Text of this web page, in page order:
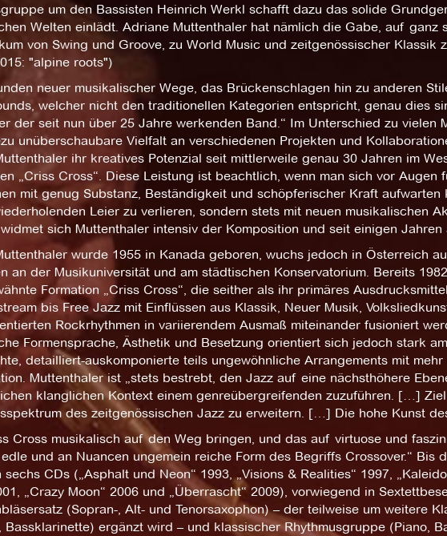
um den Bassisten Heinrich Werkl schafft dazu das solide
Welten einlädt. Adriane Muttenthaler hat nämlich die Gabe, auf ganz
von Swing und Groove, zu World Music und zeitgenössischer Klassik
"alpine roots")
neuer musikalischer Wege, das Brückenschlagen hin zu anderen
welcher nicht den traditionellen Kategorien entspricht, genau dies
der seit nun über 25 Jahre werkenden Band.“ Im Unterschied zu vielen
unüberschaubare Vielfalt an verschiedenen Projekten und
ihr kreatives Potenzial seit mittlerweile genau 30 Jahren im
„Criss Cross“. Diese Leistung ist beachtlich, wenn man sich vor Augen
mit genug Substanz, Beständigkeit und schöpferischer Kraft
Leier zu verlieren, sondern stets mit neuen musikalischen
sich Muttenthaler intensiv der Komposition und seit einigen Jahren
wurde 1955 in Kanada geboren, wuchs jedoch in Österreich
an der Musikuniversität und am städtischen Konservatorium. Bereits
Formation „Criss Cross“, die seither als ihr primäres
bis Free Jazz mit Einflüssen aus Klassik, Neuer Musik,
Rockrhythmen in variierendem Ausmaß miteinander fusioniert
Formensprache, Ästhetik und Besetzung orientiert sich jedoch stark
detailliert-auskomponierte teils ungewöhnliche Arrangements mit
Muttenthaler ist „stets bestrebt, den Jazz auf eine nächsthöhere
klanglichen Kontext einem genreübergreifenden zuzuführen. […]
des zeitgenössischen Jazz zu erweitern. […] Die hohe Kunst
Cross musikalisch auf den Weg bringen, und das auf virtuose und
und an Nuancen ungemein reiche Form des Begriffs Crossover.“ Bis
sechs CDs („Asphalt und Neon“ 1993, „Visions & Realities“ 1997,
„Crazy Moon“ 2006 und „Überrascht“ 2009), vorwiegend in
(Sopran-, Alt- und Tenorsaxophon) – der teilweise um weitere
Bassklarinette) ergänzt wird – und klassischer Rhythmusgruppe (Piano,